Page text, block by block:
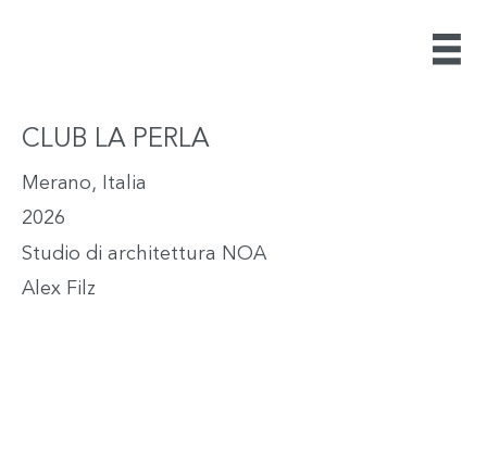
CLUB LA PERLA
Merano, Italia
2026
Studio di architettura NOA
Alex Filz